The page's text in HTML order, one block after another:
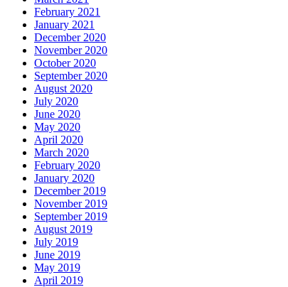
February 2021
January 2021
December 2020
November 2020
October 2020
September 2020
August 2020
July 2020
June 2020
May 2020
April 2020
March 2020
February 2020
January 2020
December 2019
November 2019
September 2019
August 2019
July 2019
June 2019
May 2019
April 2019